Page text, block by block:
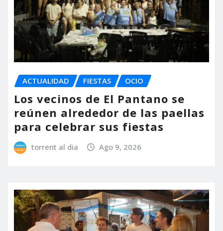
ACTUALIDAD FIESTAS OCIO
Los vecinos de El Pantano se
reúnen alrededor de las paellas
para celebrar sus fiestas
torrent al dia Ago 9, 2026